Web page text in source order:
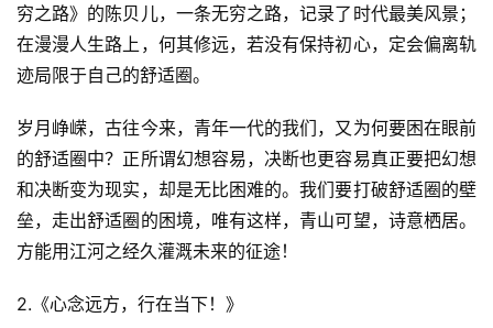
穷之路》的陈贝儿，一条无穷之路，记录了时代最美风景；
在漫漫人生路上，何其修远，若没有保持初心，定会偏离轨
迹局限于自己的舒适圈。
岁月峥嵘，古往今来，青年一代的我们，又为何要困在眼前
的舒适圈中？正所谓幻想容易，决断也更容易真正要把幻想
和决断变为现实，却是无比困难的。我们要打破舒适圈的壁
垒，走出舒适圈的困境，唯有这样，青山可望，诗意栖居。
方能用江河之经久灌溉未来的征途！
2.《心念远方，行在当下！》